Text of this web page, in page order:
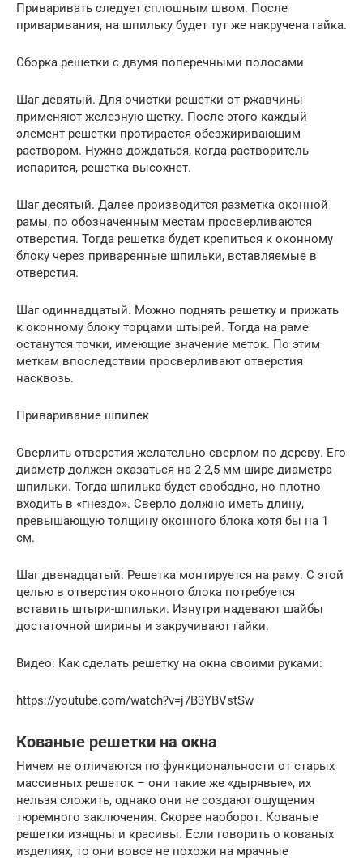
Приваривать следует сплошным швом. После
приваривания, на шпильку будет тут же накручена гайка.
Сборка решетки с двумя поперечными полосами
Шаг девятый. Для очистки решетки от ржавчины
применяют железную щетку. После этого каждый
элемент решетки протирается обезжиривающим
раствором. Нужно дождаться, когда растворитель
испарится, решетка высохнет.
Шаг десятый. Далее производится разметка оконной
рамы, по обозначенным местам просверливаются
отверстия. Тогда решетка будет крепиться к оконному
блоку через приваренные шпильки, вставляемые в
отверстия.
Шаг одиннадцатый. Можно поднять решетку и прижать
к оконному блоку торцами штырей. Тогда на раме
останутся точки, имеющие значение меток. По этим
меткам впоследствии просверливают отверстия
насквозь.
Приваривание шпилек
Сверлить отверстия желательно сверлом по дереву. Его
диаметр должен оказаться на 2-2,5 мм шире диаметра
шпильки. Тогда шпилька будет свободно, но плотно
входить в «гнездо». Сверло должно иметь длину,
превышающую толщину оконного блока хотя бы на 1
см.
Шаг двенадцатый. Решетка монтируется на раму. С этой
целью в отверстия оконного блока потребуется
вставить штыри-шпильки. Изнутри надевают шайбы
достаточной ширины и закручивают гайки.
Видео: Как сделать решетку на окна своими руками:
https://youtube.com/watch?v=j7B3YBVstSw
Кованые решетки на окна
Ничем не отличаются по функциональности от старых
массивных решеток – они такие же «дырявые», их
нельзя сложить, однако они не создают ощущения
тюремного заключения. Скорее наоборот. Кованые
решетки изящны и красивы. Если говорить о кованых
изделиях, то они вовсе не похожи на мрачные